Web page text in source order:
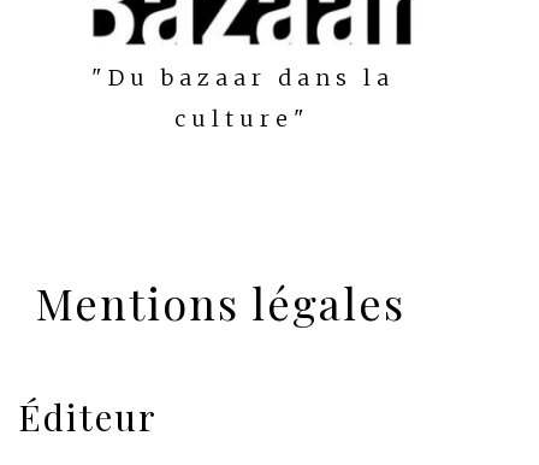
"Du bazaar dans la
culture"
Mentions légales
Éditeur